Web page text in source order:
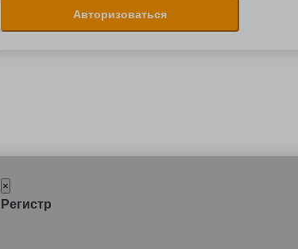
Авторизоваться
×
Регистр